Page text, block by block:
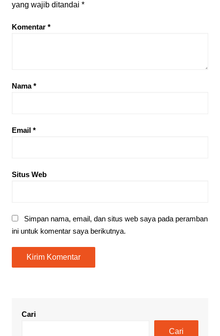
yang wajib ditandai *
Komentar *
Nama*
Email *
Situs Web
Simpan nama, email, dan situs web saya pada peramban
ini untuk komentar saya berikutnya.
Cari
Cari